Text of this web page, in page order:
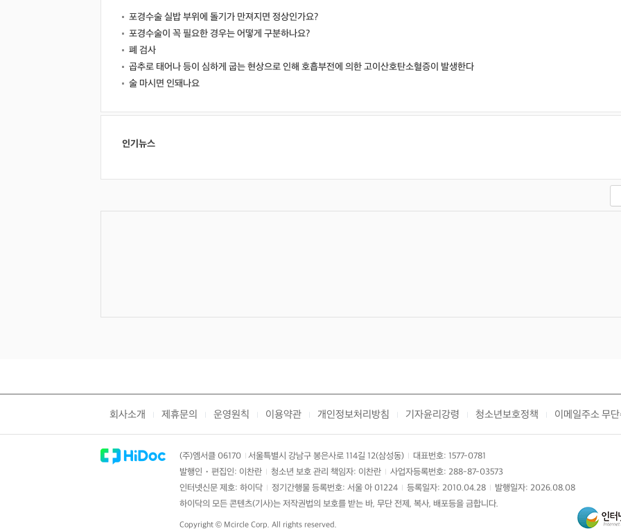
포경수술 실밥 부위에 돌기가 만져지면 정상인가요?
포경수술이 꼭 필요한 경우는 어떻게 구분하나요?
폐 검사
곱추로 태어나 등이 심하게 굽는 현상으로 인해 호흡부전에 의한 고이산호탄소혈증이 발생한다
술 마시면 인돼나요
인기뉴스
회사소개 제휴문의 운영원칙 이용약관 개인정보처리방침 기자윤리강령 청소년보호정책 이메일주소 무
(주)엠서클 06170 서울특별시 강남구 봉은사로 114길 12(삼성동)
대표번호: 1577-0781
발행인・편집인: 이찬란
청소년 보호 관리 책임자: 이찬란
사업자등록번호: 288-87-03573
인터넷신문 제호: 하이닥
정기간행물 등록번호: 서울 아 01224 등록일자: 2010.04.28
발행일자: 2026.08.08
하이닥의 모든 콘텐츠(기사)는 저작권법의 보호를 받는 바, 무단 전제, 복사, 배포등을 금합니다.
Copyright © Mcircle Corp. All rights reserved.